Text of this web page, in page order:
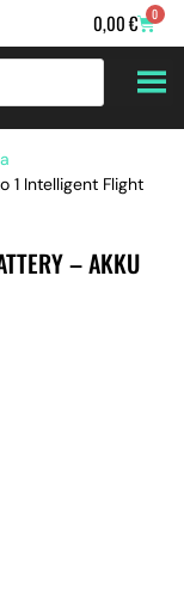
0,00€ 0
1 Intelligent Flight
– AKKU